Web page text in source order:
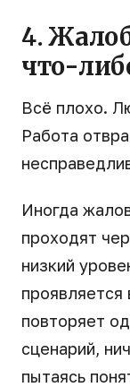
4.
что-
Всё плохо.
Работа
Иногда
проходят
низкий
проявляется
повторяет
сценарий,
пытаясь